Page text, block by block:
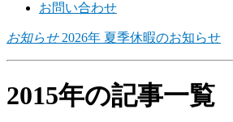
お問い合わせ
お知らせ2026年 夏季休暇のお知らせ
2015年の記事一覧